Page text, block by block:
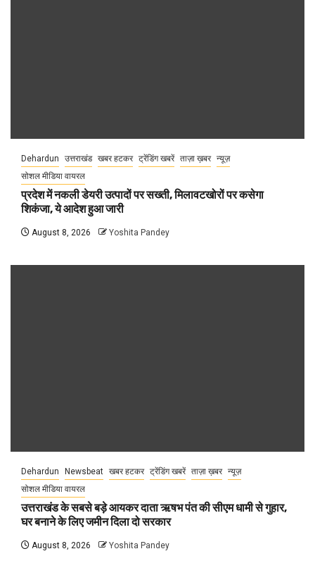
Dehardun उत्तराखंड खबर हटकर ट्रेंडिंग खबरें ताज़ा ख़बर न्यूज़
सोशल मीडिया वायरल
प्रदेश में नकली डेयरी उत्पादों पर सख्ती, मिलावटखोरों पर कसेगा
शिकंजा, ये आदेश हुआ जारी
August 8, 2026 Yoshita Pandey
Dehardun Newsbeat खबर हटकर ट्रेंडिंग खबरें ताज़ा ख़बर न्यूज़
सोशल मीडिया वायरल
उत्तराखंड के सबसे बड़े आयकर दाता ऋषभ पंत की सीएम धामी से गुहार,
घर बनाने के लिए जमीन दिला दो सरकार
August 8, 2026 Yoshita Pandey